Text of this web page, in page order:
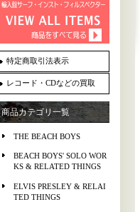
特定商取引法表示
レコード・CDなどの買取
商品カテゴリ一覧
THE BEACH BOYS
BEACH BOYS' SOLO WOR
KS & RELATED THINGS
ELVIS PRESLEY & RELAI
TED THINGS